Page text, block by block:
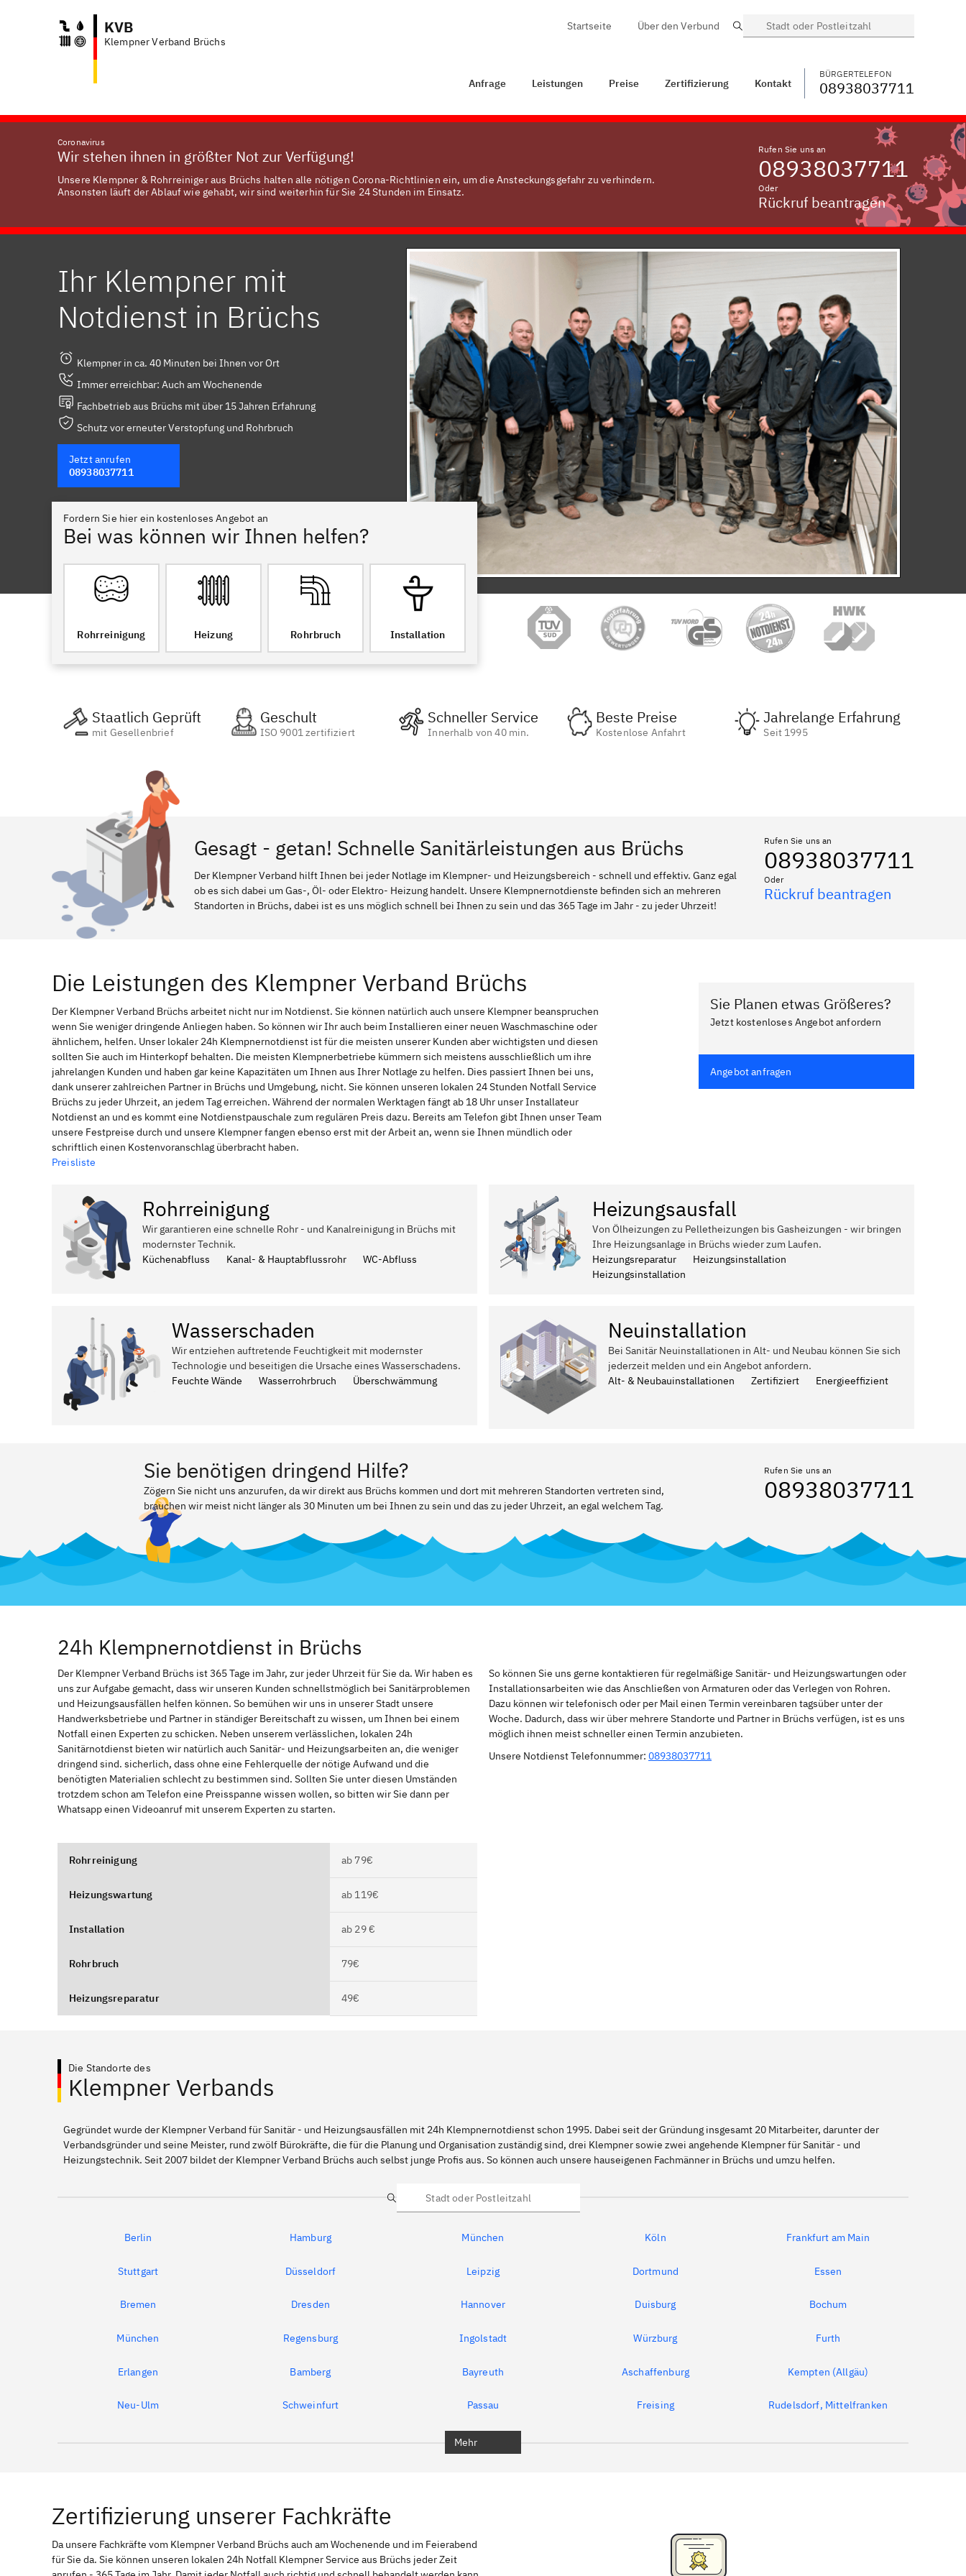
KVB
Klempner Verband Brüchs
BÜRGERTELEFON WECHSELN
Startseite Über den Verbund Suche
Anfrage Leistungen Preise Zertifizierung Kontakt
BÜRGERTELEFON
08938037711
Coronavirus
Wir stehen ihnen in größter Not zur Verfügung!
Unsere Klempner & Rohrreiniger aus Brüchs halten alle nötigen Corona-Richtlinien ein, um die Ansteckungsgefahr zu verhindern.
Ansonsten läuft der Ablauf wie gehabt, wir sind weiterhin für Sie 24 Stunden im Einsatz.
Rufen Sie uns an
08938037711
Oder
Rückruf beantragen
Ihr Klempner mit
Notdienst in Brüchs
Klempner in ca. 40 Minuten bei Ihnen vor Ort
Immer erreichbar: Auch am Wochenende
Fachbetrieb aus Brüchs mit über 15 Jahren Erfahrung
Schutz vor erneuter Verstopfung und Rohrbruch
Jetzt anrufen
08938037711
Fordern Sie hier ein kostenloses Angebot an
Bei was können wir Ihnen helfen?
Rohrreinigung Heizung Rohrbruch Installation
Staatlich Geprüft
mit Gesellenbrief
Geschult
ISO 9001 zertifiziert
Schneller Service
Innerhalb von 40 min.
Beste Preise
Kostenlose Anfahrt
Jahrelange Erfahrung
Seit 1995
Gesagt - getan! Schnelle Sanitärleistungen aus Brüchs
Der Klempner Verband hilft Ihnen bei jeder Notlage im Klempner- und Heizungsbereich - schnell und effektiv. Ganz egal
ob es sich dabei um Gas-, Öl- oder Elektro- Heizung handelt. Unsere Klempnernotdienste befinden sich an mehreren
Standorten in Brüchs, dabei ist es uns möglich schnell bei Ihnen zu sein und das 365 Tage im Jahr - zu jeder Uhrzeit!
Rufen Sie uns an
08938037711
Oder
Rückruf beantragen
Die Leistungen des Klempner Verband Brüchs
Der Klempner Verband Brüchs arbeitet nicht nur im Notdienst. Sie können natürlich auch unsere Klempner beanspruchen
wenn Sie weniger dringende Anliegen haben. So können wir Ihr auch beim Installieren einer neuen Waschmaschine oder
ähnlichem, helfen. Unser lokaler 24h Klempnernotdienst ist für die meisten unserer Kunden aber wichtigsten und diesen
sollten Sie auch im Hinterkopf behalten. Die meisten Klempnerbetriebe kümmern sich meistens ausschließlich um ihre
jahrelangen Kunden und haben gar keine Kapazitäten um Ihnen aus Ihrer Notlage zu helfen. Dies passiert Ihnen bei uns,
dank unserer zahlreichen Partner in Brüchs und Umgebung, nicht. Sie können unseren lokalen 24 Stunden Notfall Service
Brüchs zu jeder Uhrzeit, an jedem Tag erreichen. Während der normalen Werktagen fängt ab 18 Uhr unser Installateur
Notdienst an und es kommt eine Notdienstpauschale zum regulären Preis dazu. Bereits am Telefon gibt Ihnen unser Team
unsere Festpreise durch und unsere Klempner fangen ebenso erst mit der Arbeit an, wenn sie Ihnen mündlich oder
schriftlich einen Kostenvoranschlag überbracht haben.
Preisliste
Sie Planen etwas Größeres?
Jetzt kostenloses Angebot anfordern
Angebot anfragen
Rohrreinigung
Wir garantieren eine schnelle Rohr - und Kanalreinigung in Brüchs mit
modernster Technik.
Küchenabfluss
Kanal- & Hauptabflussrohr WC-Abfluss
Heizungsausfall
Von Ölheizungen zu Pelletheizungen bis Gasheizungen - wir bringen
Ihre Heizungsanlage in Brüchs wieder zum Laufen.
Heizungsreparatur
Heizungsinstallation
Heizungsinstallation
Wasserschaden
Wir entziehen auftretende Feuchtigkeit mit modernster
Technologie und beseitigen die Ursache eines Wasserschadens.
Feuchte Wände
Wasserrohrbruch Überschwämmung
Neuinstallation
Bei Sanitär Neuinstallationen in Alt- und Neubau können Sie sich
jederzeit melden und ein Angebot anfordern.
Alt- & Neubauinstallationen
Zertifiziert Energieeffizient
Sie benötigen dringend Hilfe?
Zögern Sie nicht uns anzurufen, da wir direkt aus Brüchs kommen und dort mit mehreren Standorten vertreten sind,
brauchen wir meist nicht länger als 30 Minuten um bei Ihnen zu sein und das zu jeder Uhrzeit, an egal welchem Tag.
Rufen Sie uns an
08938037711
24h Klempnernotdienst in Brüchs
Der Klempner Verband Brüchs ist 365 Tage im Jahr, zur jeder Uhrzeit für Sie da. Wir haben es
uns zur Aufgabe gemacht, dass wir unseren Kunden schnellstmöglich bei Sanitärproblemen
und Heizungsausfällen helfen können. So bemühen wir uns in unserer Stadt unsere
Handwerksbetriebe und Partner in ständiger Bereitschaft zu wissen, um Ihnen bei einem
Notfall einen Experten zu schicken. Neben unserem verlässlichen, lokalen 24h
Sanitärnotdienst bieten wir natürlich auch Sanitär- und Heizungsarbeiten an, die weniger
dringend sind. sicherlich, dass ohne eine Fehlerquelle der nötige Aufwand und die
benötigten Materialien schlecht zu bestimmen sind. Sollten Sie unter diesen Umständen
trotzdem schon am Telefon eine Preisspanne wissen wollen, so bitten wir Sie dann per
Whatsapp einen Videoanruf mit unserem Experten zu starten.
So können Sie uns gerne kontaktieren für regelmäßige Sanitär- und Heizungswartungen oder
Installationsarbeiten wie das Anschließen von Armaturen oder das Verlegen von Rohren.
Dazu können wir telefonisch oder per Mail einen Termin vereinbaren tagsüber unter der
Woche. Dadurch, dass wir über mehrere Standorte und Partner in Brüchs verfügen, ist es uns
möglich ihnen meist schneller einen Termin anzubieten.
Unsere Notdienst Telefonnummer: 08938037711
Rohrreinigung ab 79€
Heizungswartung ab 119€
Installation ab 29 €
Rohrbruch 79€
Heizungsreparatur 49€
Die Standorte des
Klempner Verbands
Gegründet wurde der Klempner Verband für Sanitär - und Heizungsausfällen mit 24h Klempnernotdienst schon 1995. Dabei seit der Gründung insgesamt 20 Mitarbeiter, darunter der
Verbandsgründer und seine Meister, rund zwölf Bürokräfte, die für die Planung und Organisation zuständig sind, drei Klempner sowie zwei angehende Klempner für Sanitär - und
Heizungstechnik. Seit 2007 bildet der Klempner Verband Brüchs auch selbst junge Profis aus. So können auch unsere hauseigenen Fachmänner in Brüchs und umzu helfen.
Suche
Berlin Hamburg München Köln Frankfurt am Main
Stuttgart Düsseldorf Leipzig Dortmund Essen
Bremen Dresden Hannover Duisburg Bochum
München Regensburg Ingolstadt Würzburg Furth
Erlangen Bamberg Bayreuth Aschaffenburg Kempten (Allgäu)
Neu-Ulm Schweinfurt Passau Freising Rudelsdorf, Mittelfranken
Mehr
Zertifizierung unserer Fachkräfte
Da unsere Fachkräfte vom Klempner Verband Brüchs auch am Wochenende und im Feierabend
für Sie da. Sie können unseren lokalen 24h Notfall Klempner Service aus Brüchs jeder Zeit